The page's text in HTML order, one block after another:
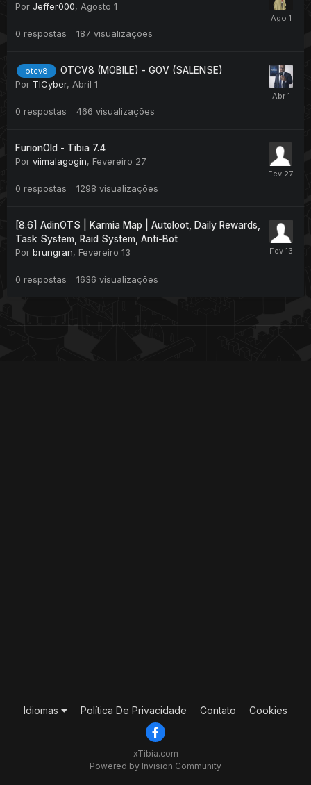
Por Jeffer000, Agosto 1
0 respostas 187 visualizações
otcv8
OTCV8 (MOBILE) - GOV (SALENSE)
Por TICyber, Abril 1
0 respostas 466 visualizações
FurionOld - Tibia 7.4
Por viimalagogin, Fevereiro 27
0 respostas 1298 visualizações
[8.6] AdinOTS | Karmia Map | Autoloot, Daily Rewards,
Task System, Raid System, Anti-Bot
Por brungran, Fevereiro 13
0 respostas 1636 visualizações
Idiomas Política De Privacidade Contato Cookies
xTibia.com
Powered by Invision Community